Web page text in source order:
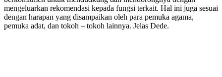
mengeluarkan rekomendasi kepada fungsi terkait. Hal ini juga sesuai
dengan harapan yang disampaikan oleh para pemuka agama,
pemuka adat, dan tokoh – tokoh lainnya. Jelas Dede.